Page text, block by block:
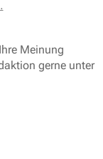
Meinung
gerne unter